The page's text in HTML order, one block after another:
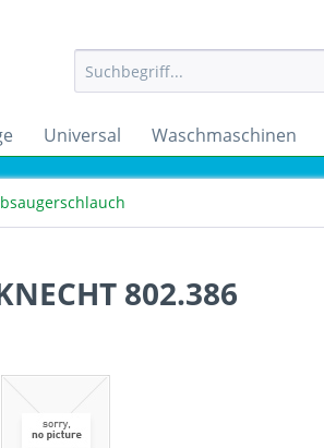
Universal Waschmaschinen
802.386